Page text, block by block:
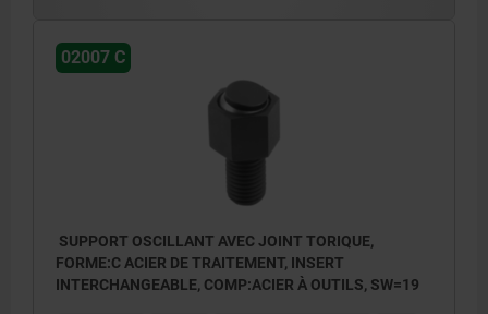
02007 C
SUPPORT OSCILLANT AVEC JOINT TORIQUE,
FORME:C ACIER DE TRAITEMENT, INSERT
INTERCHANGEABLE, COMP:ACIER À OUTILS, SW=19